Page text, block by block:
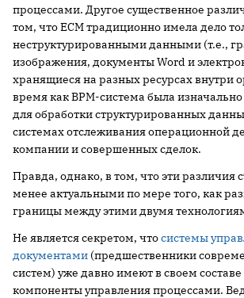
процессами. Другое существенное
том, что ECM традиционно имела дело
неструктурированными данными (т.е.,
изображения, документы Word и
хранящиеся на разных ресурсах внутри
время как BPM-система была
для обработки структурированных
системах отслеживания операционной
компании и совершенных сделок.
Правда, однако, в том, что эти различия
менее актуальными по мере того, как
границы между этими двумя
Не является секретом, чтосистемы
документами (предшественники
систем) уже давно имеют в своем составе
компоненты управления процессами.